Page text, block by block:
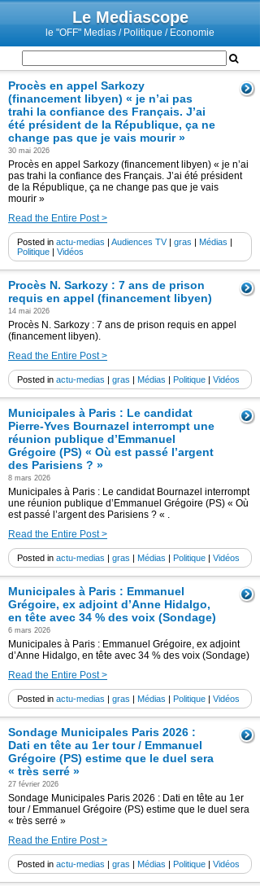
Le Mediascope
le "OFF" Medias / Politique / Economie
Procès en appel Sarkozy
(financement libyen) « je n’ai pas
trahi la confiance des Français. J’ai
été président de la République, ça ne
change pas que je vais mourir »
30 mai 2026
Procès en appel Sarkozy (financement libyen) « je n’ai
pas trahi la confiance des Français. J’ai été président
de la République, ça ne change pas que je vais
mourir »
Read the Entire Post >
Posted in actu-medias | Audiences TV| gras | Médias |
Politique | Vidéos
Procès N. Sarkozy : 7 ans de prison
requis en appel (financement libyen)
14 mai 2026
Procès N. Sarkozy : 7 ans de prison requis en appel
(financement libyen).
Read the Entire Post >
Posted in actu-medias | gras | Médias | Politique | Vidéos
Municipales à Paris : Le candidat
Pierre-Yves Bournazel interrompt une
réunion publique d’Emmanuel
Grégoire (PS) « Où est passé l’argent
des Parisiens ? »
8 mars 2026
Municipales à Paris : Le candidat Bournazel interrompt
une réunion publique d’Emmanuel Grégoire (PS) « Où
est passé l’argent des Parisiens ? « .
Read the Entire Post >
Posted in actu-medias | gras | Médias | Politique | Vidéos
Municipales à Paris : Emmanuel
Grégoire, ex adjoint d’Anne Hidalgo,
en tête avec 34 % des voix (Sondage)
6 mars 2026
Municipales à Paris : Emmanuel Grégoire, ex adjoint
d’Anne Hidalgo, en tête avec 34 % des voix (Sondage)
Read the Entire Post >
Posted in actu-medias | gras | Médias | Politique | Vidéos
Sondage Municipales Paris 2026 :
Dati en tête au 1er tour / Emmanuel
Grégoire (PS) estime que le duel sera
« très serré »
27 février 2026
Sondage Municipales Paris 2026 : Dati en tête au 1er
tour / Emmanuel Grégoire (PS) estime que le duel sera
« très serré »
Read the Entire Post >
Posted in actu-medias | gras | Médias | Politique | Vidéos